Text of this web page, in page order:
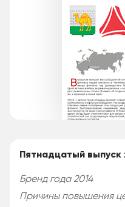
Пятнадцатый выпуск
Бренд года 2014
Причины повышения